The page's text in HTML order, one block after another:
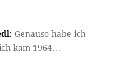
Genauso habe ich
kam 1964…